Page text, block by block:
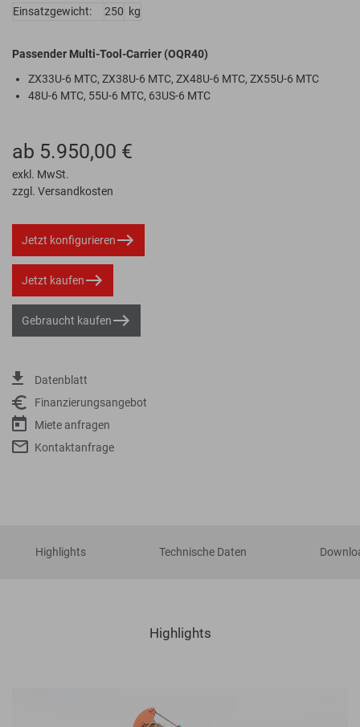
Einsatzgewicht: 250 kg
Passender Multi-Tool-Carrier (OQR40)
ZX33U-6 MTC, ZX38U-6 MTC, ZX48U-6 MTC, ZX55U-6 MTC
48U-6 MTC, 55U-6 MTC, 63US-6 MTC
ab 5.950,00 €
exkl. MwSt.
zzgl. Versandkosten
Jetzt konfigurieren
Jetzt kaufen
Gebraucht kaufen
Datenblatt
Finanzierungsangebot
Miete anfragen
Kontaktanfrage
Highlights Technische Daten
Highlights